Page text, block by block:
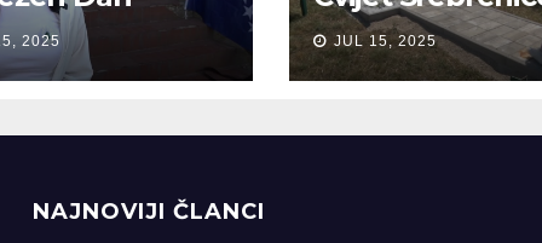
na žrtve
u
2025
Bobarama
JUL 15, 2025
NAJNOVIJI ČLANCI